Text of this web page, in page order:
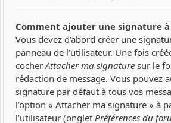
Comment ajouter une signature à
Vous devez d’abord créer une
panneau de l’utilisateur. Une fois
cocher Attacher ma signature sur le
rédaction de message. Vous pouvez
signature par défaut à tous vos
l’option « Attacher ma signature » à
l’utilisateur (onglet Préférences du